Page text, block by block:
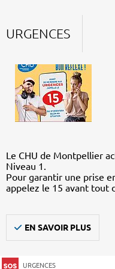
URGENCES
Le CHU de Montpellier
Niveau 1.
Pour garantir une prise
appelez le 15 avant tout
EN SAVOIR PLUS
URGENCES